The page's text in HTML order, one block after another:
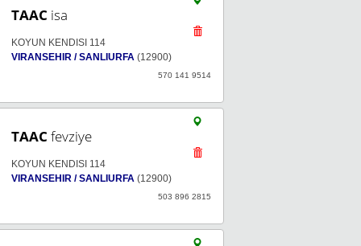
TAAC isa
KOYUN KENDISI 114
VIRANSEHIR / SANLIURFA (12900)
570 141 9514
TAAC fevziye
KOYUN KENDISI 114
VIRANSEHIR / SANLIURFA (12900)
503 896 2815